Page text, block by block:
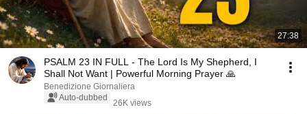
27:38
PSALM 23 IN FULL - The Lord Is My Shepherd, I
Shall Not Want | Powerful Morning Prayer 🙏
Benedizione Giornaliera
Auto-dubbed
26K views